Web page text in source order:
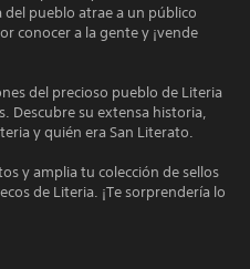
del pueblo atrae a un público
conocer a la gente y ¡vende
del precioso pueblo de Literia
Descubre su extensa historia,
y quién era San Literato.
y amplia tu colección de sellos
de Literia. ¡Te sorprendería lo